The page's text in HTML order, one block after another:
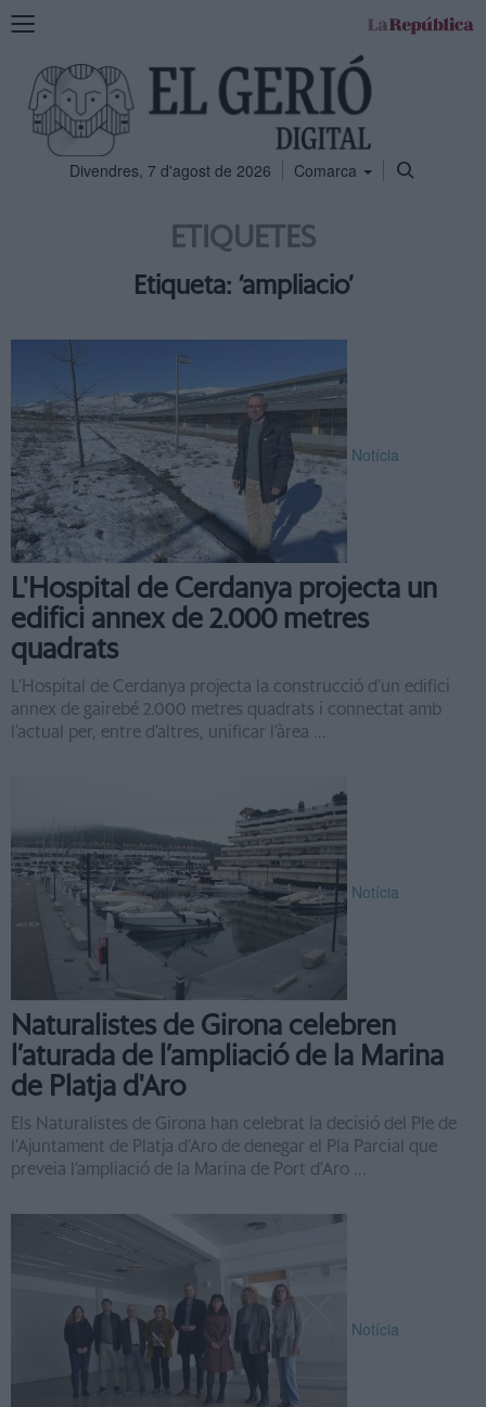
Mostra
navegació
Divendres, 7 d'agost de 2026 Comarca
ETIQUETES
Etiqueta: ‘ampliacio’
Notícia
L'Hospital de Cerdanya projecta un
edifici annex de 2.000 metres
quadrats
L’Hospital de Cerdanya projecta la construcció d’un edifici
annex de gairebé 2.000 metres quadrats i connectat amb
l’actual per, entre d’altres, unificar l’àrea ...
Notícia
Naturalistes de Girona celebren
l’aturada de l’ampliació de la Marina
de Platja d'Aro
Els Naturalistes de Girona han celebrat la decisió del Ple de
l’Ajuntament de Platja d’Aro de denegar el Pla Parcial que
preveia l’ampliació de la Marina de Port d’Aro ...
Notícia